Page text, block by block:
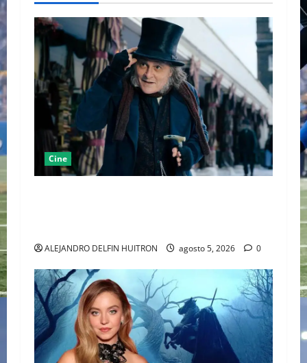
Cine
ALEJANDRO DELFIN HUITRON agosto 5, 2026 0